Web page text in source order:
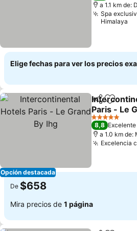
a 1.1 km de:
Spa
Himalaya
Elige fechas para ver los precios
Opción destacada
Compartir
Paris - Le
Ver precios
5 Estrellas
8,8 Excelente
a 1.0 km de:
Excelencia
De $658
Mira precios de 1 página